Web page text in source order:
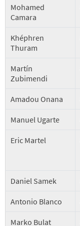
Mohamed
Camara
Khéphren
Thuram
Martín
Zubimendi
Amadou Onana
Manuel Ugarte
Eric Martel
Daniel Samek
Antonio Blanco
Marko Bulat